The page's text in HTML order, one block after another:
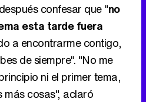
confesar que "no
esta tarde fuera
a encontrarme contigo,
de siempre". "No me
ni el primer tema,
más cosas", aclaró